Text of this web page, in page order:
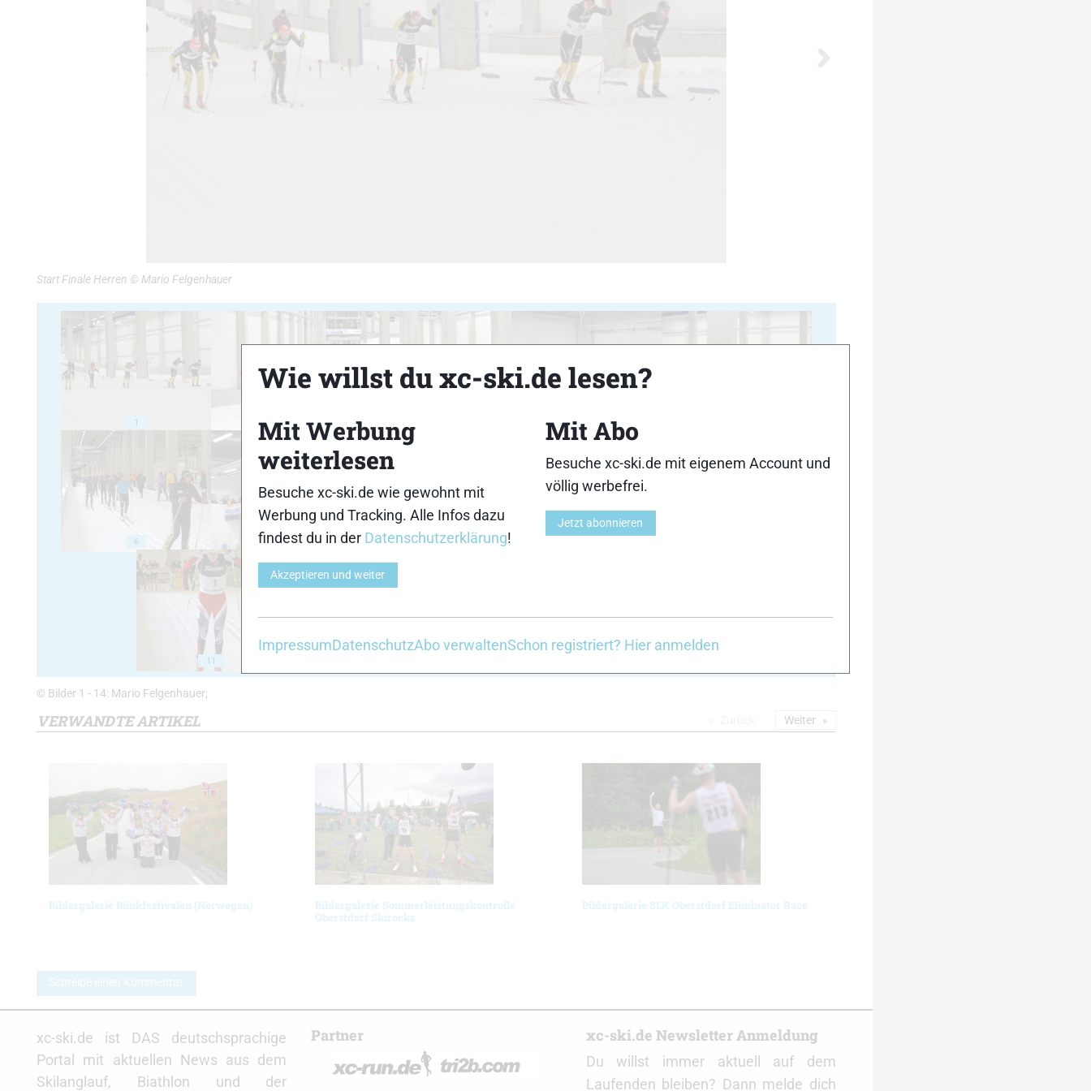
Start Finale Herren © Mario Felgenhauer
1 2 4
6 7 8
11
© Bilder 1 - 14: Mario Felgenhauer;
VERWANDTE ARTIKEL
Bildergalerie Blinkfestivalen (Norwegen)
Bildergalerie Sommerleistungskontrolle
Oberstdorf Skirocks
Bildergalerie SLK Oberstdorf Eliminator Race
Weiter
Schreibe einen Kommentar
xc-ski.de ist DAS deutschsprachige
Portal mit aktuellen News aus dem
Skilanglauf, Biathlon und der
Partner xc-ski.de Newsletter Anmeldung
Du willst immer aktuell auf dem
Laufenden bleiben? Dann melde dich
Wie willst du xc-ski.de lesen?
Mit Werbung
weiterlesen
Besuche xc-ski.de wie gewohnt mit
Werbung und Tracking. Alle Infos dazu
findest du in der Datenschutzerklärung!
Akzeptieren und weiter
Mit Abo
Besuche xc-ski.de mit eigenem Account und
völlig werbefrei.
Jetzt abonnieren
ImpressumDatenschutzAbo verwaltenSchon registriert? Hier anmelden